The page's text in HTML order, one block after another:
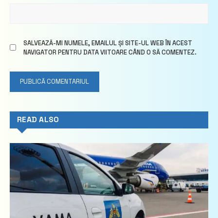
SALVEAZĂ-MI NUMELE, EMAILUL ȘI SITE-UL WEB ÎN ACEST
NAVIGATOR PENTRU DATA VIITOARE CÂND O SĂ COMENTEZ.
READ ALSO